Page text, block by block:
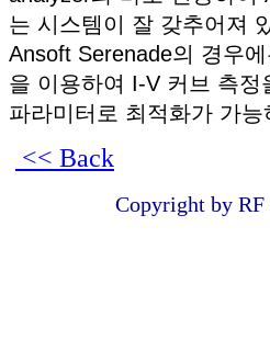
는 시스템이 잘 갖추어져
Ansoft Serenade의 경우
을 이용하여 I-V 커브 측
파라미터로 최적화가 가능
<< Back
Copyright by RF